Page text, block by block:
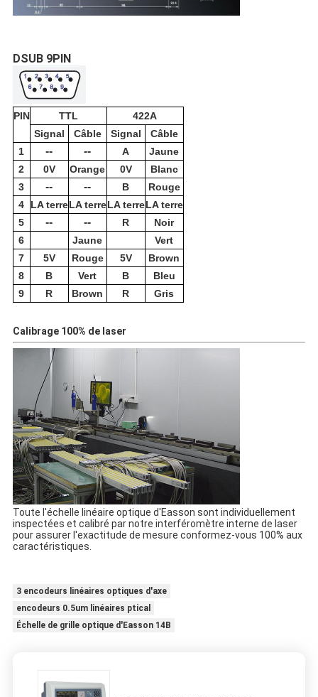
DSUB 9PIN
PIN TTL
422A
Signal
Câble Signal
Câble
1
-- -- A
Jaune
2
0V Orange 0V
Blanc
3
-- -- B
Rouge
4
LA terreLA terreLA terreLA terre
5
-- -- R
Noir
6
Jaune
Vert
7
5V Rouge 5V
Brown
8
B Vert B
Bleu
9
R Brown R Gris
Calibrage 100% de laser
Toute l'échelle linéaire optique d'Easson sont individuellement
inspectées et calibré par notre interféromètre interne de laser
pour assurer l'exactitude de mesure conformez-vous 100% aux
caractéristiques.
3 encodeurs linéaires optiques d'axe
encodeurs 0.5um linéaires ptical
Échelle de grille optique d'Easson 14B